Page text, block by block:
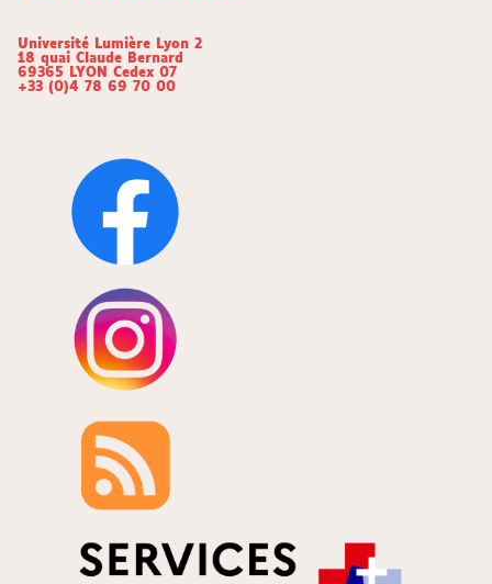
Université Lumière Lyon 2
18 quai Claude Bernard
69365 LYON Cedex 07
+33 (0)4 78 69 70 00